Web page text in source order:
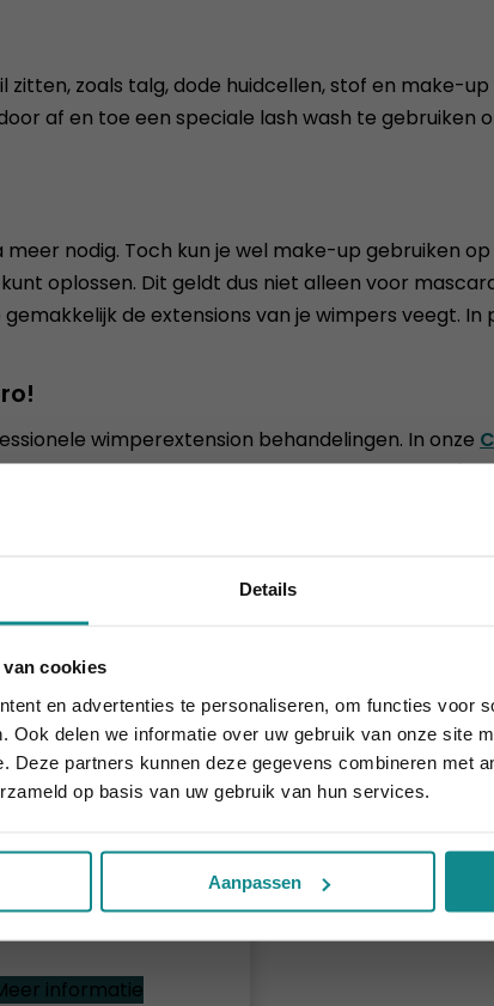
Details
cookies
en advertenties te personaliseren, om functies voor
Ook delen we informatie over uw gebruik van onze site
Deze partners kunnen deze gegevens combineren met
op basis van uw gebruik van hun services.
Aanpassen
zoals talg, dode huidcellen, stof en make-
af en toe een speciale lash wash te gebruiken
nodig. Toch kun je wel make-up gebruiken
oplossen. Dit geldt dus niet alleen voor
de extensions van je wimpers veegt.
wimperextension behandelingen. In onze
uitbreiden door ook onzeCursus 3D
interesseren
2 dagen
informatie
10% korting t.e.m. 15 augustus, daarna eindigt de
Sluiten